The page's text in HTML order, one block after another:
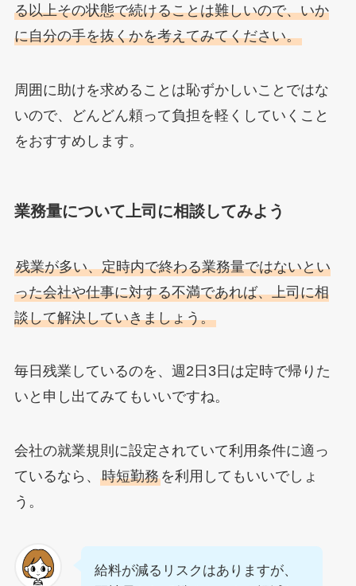
る以上その状態で続けることは難しいので、いか
に自分の手を抜くかを考えてみてください。
周囲に助けを求めることは恥ずかしいことではな
いので、どんどん頼って負担を軽くしていくこと
をおすすめします。
業務量について上司に相談してみよう
残業が多い、定時内で終わる業務量ではないとい
った会社や仕事に対する不満であれば、上司に相
談して解決していきましょう。
毎日残業しているのを、週2日3日は定時で帰りた
いと申し出てみてもいいですね。
会社の就業規則に設定されていて利用条件に適っ
ているなら、 時短勤務を利用してもいいでしょ
う。
給料が減るリスクはありますが、